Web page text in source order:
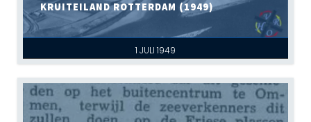
1 JULI 1949
KRUITEILAND ROTTERDAM (1949)